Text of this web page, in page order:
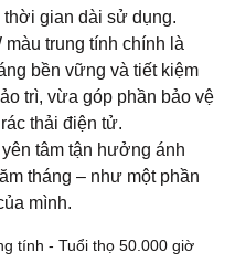
LED Âm Trần
Tính
Quả Và Kinh Tế
được thiết kế dựa trên
tối đa và tiêu thụ điện
chiếu sáng vừa mạnh
chip LED SMD hiệu